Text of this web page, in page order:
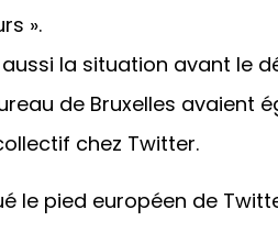
».
aussi la situation avant le
de Bruxelles avaient
chez Twitter.
le pied européen de